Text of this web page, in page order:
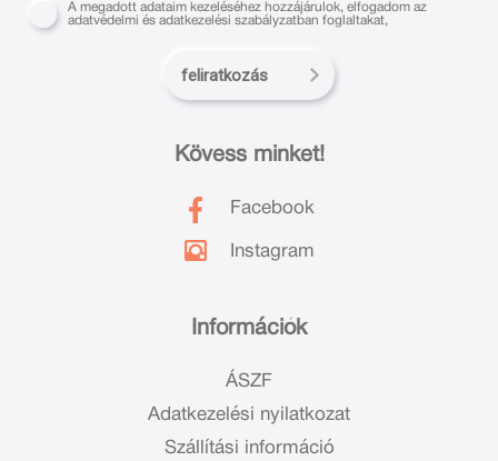
Információk
ÁSZF
Adatkezelési nyilatkozat
Szállítási információ
Kövess minket!
Facebook
Instagram
A megadott adataim kezeléséhez hozzájárulok, elfogadom az
adatvédelmi és adatkezelési szabályzatban foglaltakat,
feliratkozás